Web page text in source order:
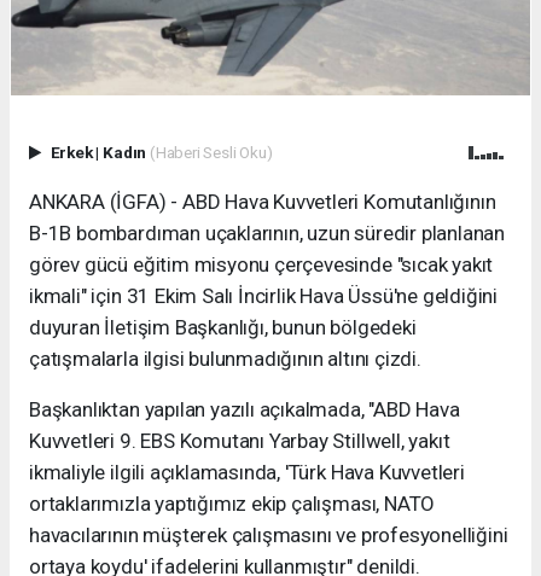
Erkek| Kadın (Haberi Sesli Oku)
ANKARA (İGFA) - ABD Hava Kuvvetleri Komutanlığının
B-1B bombardıman uçaklarının, uzun süredir planlanan
görev gücü eğitim misyonu çerçevesinde "sıcak yakıt
ikmali" için 31 Ekim Salı İncirlik Hava Üssü'ne geldiğini
duyuran İletişim Başkanlığı, bunun bölgedeki
çatışmalarla ilgisi bulunmadığının altını çizdi.
Başkanlıktan yapılan yazılı açıkalmada, "ABD Hava
Kuvvetleri 9. EBS Komutanı Yarbay Stillwell, yakıt
ikmaliyle ilgili açıklamasında, 'Türk Hava Kuvvetleri
ortaklarımızla yaptığımız ekip çalışması, NATO
havacılarının müşterek çalışmasını ve profesyonelliğini
ortaya koydu' ifadelerini kullanmıştır" denildi.